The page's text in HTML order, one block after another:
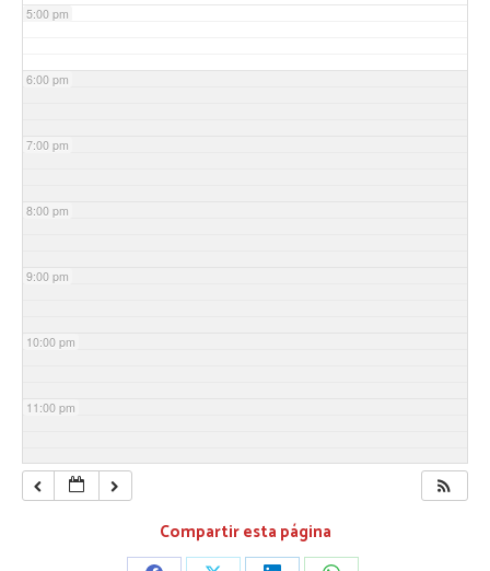
5:00 pm
6:00 pm
7:00 pm
8:00 pm
9:00 pm
10:00 pm
11:00 pm
Compartir esta página